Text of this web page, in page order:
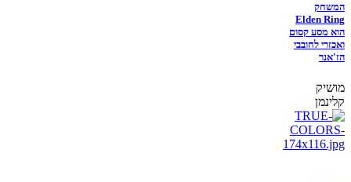
המשחק
Elden Ring
הוא מסע קסום
ואכזרי לחובבי
הז'אנר
מושיק
קלינמן